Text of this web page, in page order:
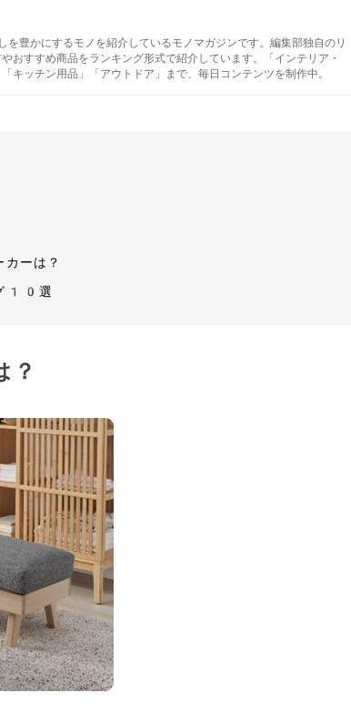
豊かにするモノを紹介しているモノマガジンです。編集部独自のリ
おすすめ商品をランキング形式で紹介しています。「インテリア・
キッチン用品」「アウトドア」まで、毎日コンテンツを制作中。
ーは？
グ10選
？